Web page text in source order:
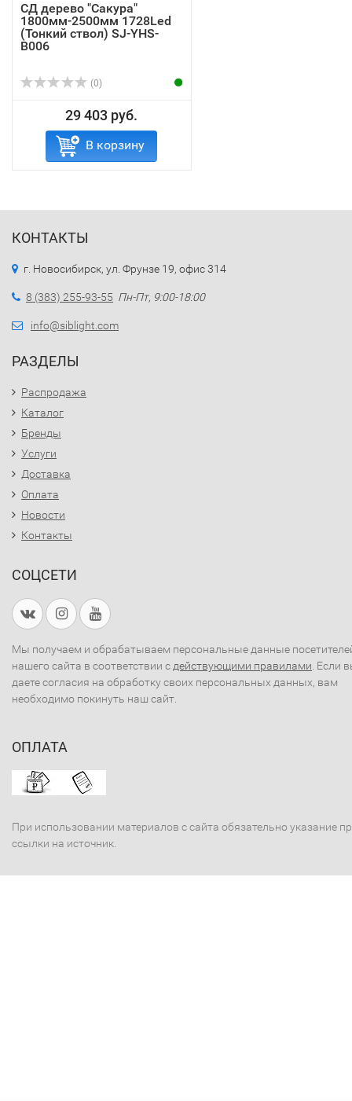
СД дерево "Сакура"
1800мм-2500мм 1728Led
(Тонкий ствол) SJ-YHS-
B006
(0)
29 403 руб.
В корзину
КОНТАКТЫ
г. Новосибирск, ул. Фрунзе 19, офис 314
8 (383) 255-93-55 Пн-Пт, 9:00-18:00
info@siblight.com
РАЗДЕЛЫ
Распродажа
Каталог
Бренды
Услуги
Доставка
Оплата
Новости
Контакты
СОЦСЕТИ
Мы получаем и обрабатываем персональные данные
нашего сайта в соответствии с действующими правилами . Если
даете согласия на обработку своих персональных данных, вам
необходимо покинуть наш сайт.
ОПЛАТА
При использовании материалов с сайта обязательно указание
ссылки на источник.